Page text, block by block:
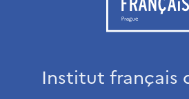
Institut français